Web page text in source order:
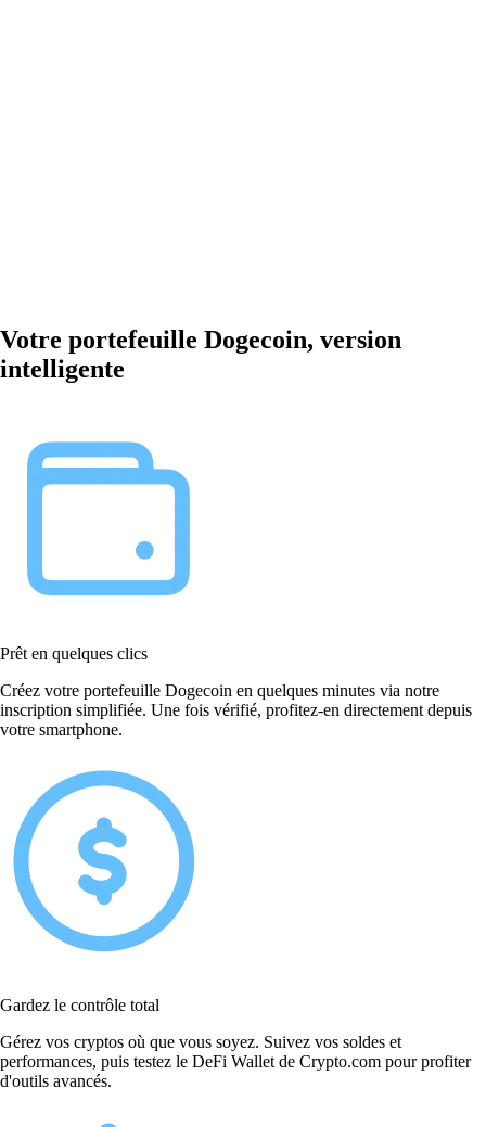
Votre portefeuille Dogecoin, version
intelligente
Prêt en quelques clics
Créez votre portefeuille Dogecoin en quelques minutes via notre
inscription simplifiée. Une fois vérifié, profitez-en directement depuis
votre smartphone.
Gardez le contrôle total
Gérez vos cryptos où que vous soyez. Suivez vos soldes et
performances, puis testez le DeFi Wallet de Crypto.com pour profiter
d'outils avancés.